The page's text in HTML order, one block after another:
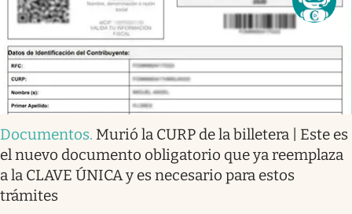
Documentos. Murió la CURP de la billetera | Este es
el nuevo documento obligatorio que ya reemplaza
a la CLAVE ÚNICA y es necesario para estos
trámites